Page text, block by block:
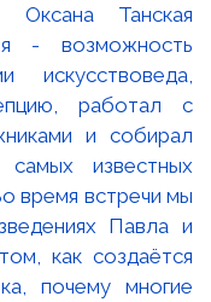
Оксана Танская
- возможность
искусствоведа,
работал с
и собирал
известных
время встречи мы
Павла и
как создаётся
почему многие